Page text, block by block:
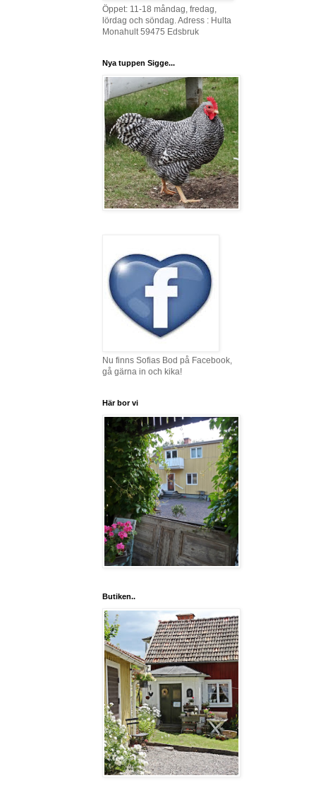
Öppet: 11-18 måndag, fredag,
lördag och söndag. Adress : Hulta
Monahult 59475 Edsbruk
Nya tuppen Sigge...
Nu finns Sofias Bod på Facebook,
gå gärna in och kika!
Här bor vi
Butiken..